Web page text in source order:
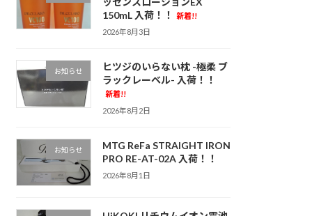
150mL 入荷！！
新着!!
2026年8月3日
お知らせ
ヒツジのいらない枕 -極柔 ブ
ラックレーベル- 入荷！！
新着!!
2026年8月2日
お知らせ
MTG ReFa STRAIGHT IRON
PRO RE-AT-02A 入荷！！
2026年8月1日